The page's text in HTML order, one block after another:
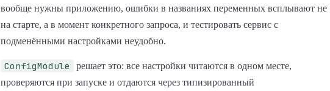
вообще нужны приложению, ошибки в названиях переменных всплывают не
на старте, а в момент конкретного запроса, и тестировать сервис с
подменёнными настройками неудобно.
ConfigModule
решает это: все настройки читаются в одном месте,
проверяются при запуске и отдаются через типизированный